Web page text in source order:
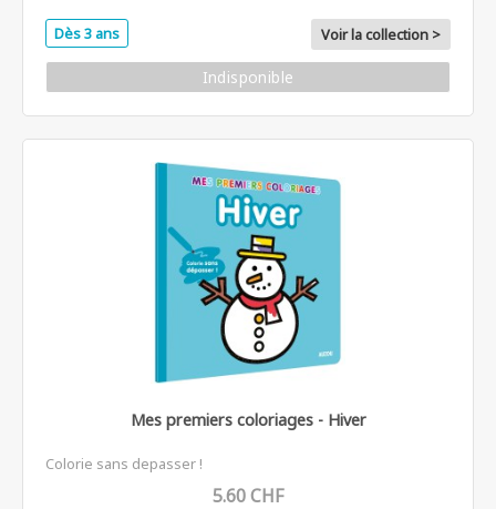
Dès 3 ans Voir la collection >
Indisponible
Mes premiers coloriages - Hiver
Colorie sans depasser !
5.60 CHF